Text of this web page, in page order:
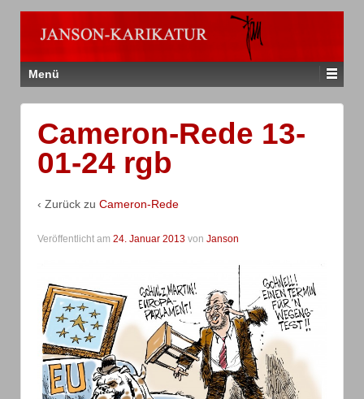
Menü
Cameron-Rede 13-
01-24 rgb
‹ Zurück zu Cameron-Rede
Veröffentlicht am 24. Januar 2013 von Janson